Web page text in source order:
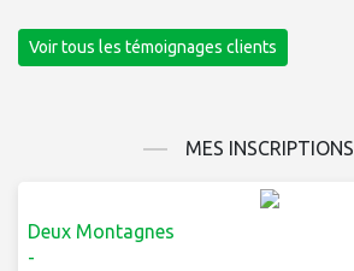
Voir tous les témoignages clients
MES INSCRIPTIONS
Deux Montagnes
-